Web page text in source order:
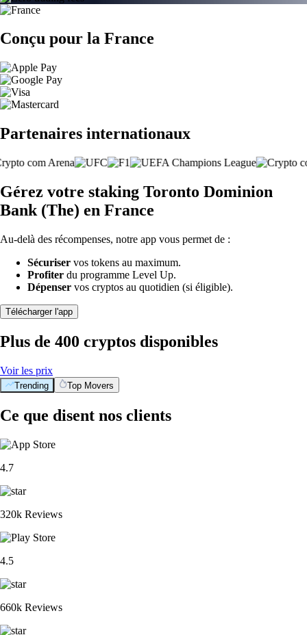
Conçu pour la France
Partenaires internationaux
Gérez votre staking Toronto Dominion
Bank (The) en France
Au-delà des récompenses, notre app vous permet de :
Sécuriser vos tokens au maximum.
Profiter du programme Level Up.
Dépenser vos cryptos au quotidien (si éligible).
Télécharger l'app
Plus de 400 cryptos disponibles
Voir les prix
Trending Top Movers
Ce que disent nos clients
4.7
320k Reviews
4.5
660k Reviews